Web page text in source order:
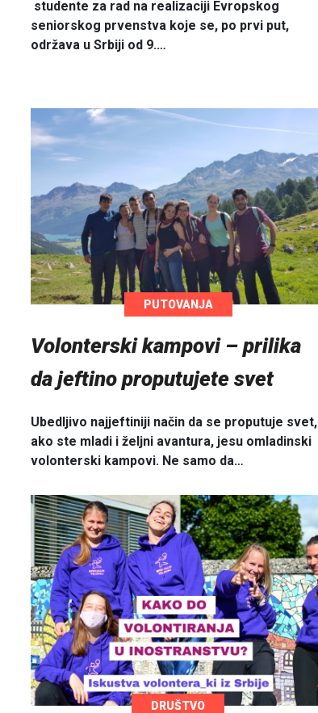
studente za rad na realizaciji Evropskog
seniorskog prvenstva koje se, po prvi put,
održava u Srbiji od 9.…
PUTOVANJA
Volonterski kampovi – prilika
da jeftino proputujete svet
Ubedljivo najjeftiniji način da se proputuje svet,
ako ste mladi i željni avantura, jesu omladinski
volonterski kampovi. Ne samo da…
DRUŠTVO